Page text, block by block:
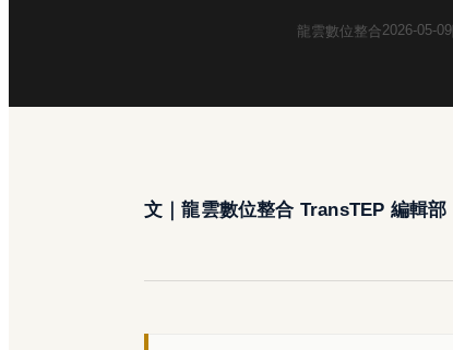
龍雲數位整合2026-05-09
文｜龍雲數位整合 TransTEP 編輯部